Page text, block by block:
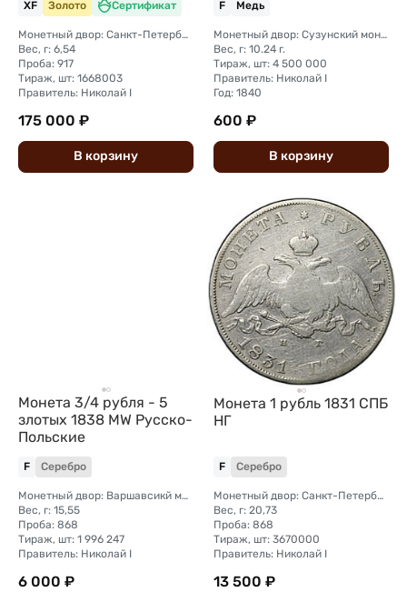
XF Золото Сертификат
Монетный двор: Санкт-Петербургский монетный двор
Вес, г: 6,54
Проба: 917
Тираж, шт: 1668003
Правитель: Николай I
175 000 ₽
В корзину
F Медь
Монетный двор: Сузунский монетный двор (Сибирь)
Вес, г: 10.24 г.
Тираж, шт: 4 500 000
Правитель: Николай I
Год: 1840
600 ₽
В корзину
Монета 3/4 рубля - 5
злотых 1838 МW Русско-
Польские
F Серебро
Монетный двор: Варшавсикй монетный двор (Польша)
Вес, г: 15,55
Проба: 868
Тираж, шт: 1 996 247
Правитель: Николай I
6 000 ₽
Монета 1 рубль 1831 СПБ
НГ
F Серебро
Монетный двор: Санкт-Петербургский монетный двор
Вес, г: 20,73
Проба: 868
Тираж, шт: 3670000
Правитель: Николай I
13 500 ₽